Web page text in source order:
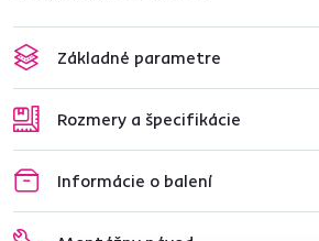
Základné parametre
Rozmery a špecifikácie
Informácie o balení